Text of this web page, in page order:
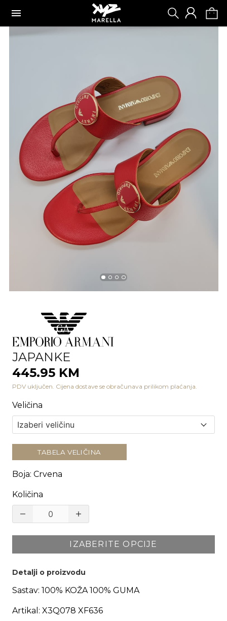
JAPANKE
445.95 KM
PDV uključen. Cijena dostave se obračunava prilikom plaćanja.
Veličina
TABELA VELIČINA
Boja: Crvena
Količina
IZABERITE OPCIJE
Detalji o proizvodu
Sastav: 100% KOŽA 100% GUMA
Artikal: X3Q078 XF636